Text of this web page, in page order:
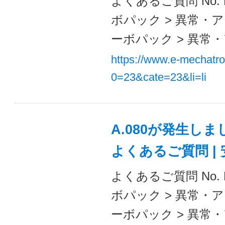
ボパック > 異常・
ーボパック > 異常
https://www.e-
0=23&cate=23&li=li
A.080が発生しま
よくあるご質問 |
よくあるご質問
ボパック > 異常・
ーボパック > 異常